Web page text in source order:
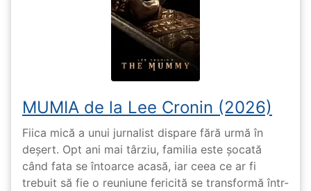
MUMIA de la Lee Cronin (2026)
Fiica mică a unui jurnalist dispare fără urmă în
deșert. Opt ani mai târziu, familia este șocată
când fata se întoarce acasă, iar ceea ce ar fi
trebuit să fie o reuniune fericită se transformă într-